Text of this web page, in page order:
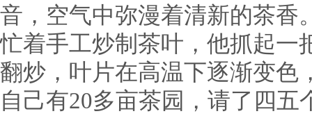
音，空气中弥漫着清新的茶香
忙着手工炒制茶叶，他抓起一
翻炒，叶片在高温下逐渐变色
自己有20多亩茶园，请了四